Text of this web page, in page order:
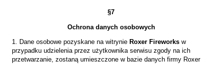
§7
Ochrona danych osobowych
1. Dane osobowe pozyskane na witrynie Roxer Fireworks w
przypadku udzielenia przez użytkownika serwisu zgody na ich
przetwarzanie, zostaną umieszczone w bazie danych firmy Roxer